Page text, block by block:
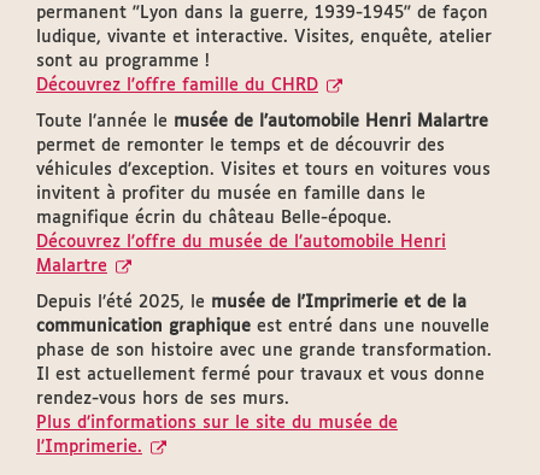
permanent "Lyon dans la guerre, 1939-1945" de façon
ludique, vivante et interactive. Visites, enquête, atelier
sont au programme !
Découvrez l'offre famille du CHRD
Toute l’année le musée de l’automobile Henri Malartre
permet de remonter le temps et de découvrir des
véhicules d’exception. Visites et tours en voitures vous
invitent à profiter du musée en famille dans le
magnifique écrin du château Belle-époque.
Découvrez l'offre du musée de l’automobile Henri
Malartre
Depuis l’été 2025, le musée de l'Imprimerie et de la
communication graphique est entré dans une nouvelle
phase de son histoire avec une grande transformation.
Il est actuellement fermé pour travaux et vous donne
rendez-vous hors de ses murs.
Plus d’informations sur le site du musée de
l’Imprimerie.